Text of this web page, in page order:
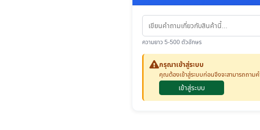
ความยาว 5-500 ตัวอักษร
กรุณาเข้าสู่ระบบ
คุณต้องเข้าสู่ระบบก่อนจึงจะสามารถถามค
เข้าสู่ระบบ